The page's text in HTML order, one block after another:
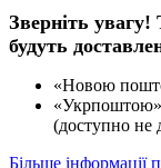
Зверніть увагу!
будуть
«Новою
«Укрпоштою»
(доступно не
Більше інформації